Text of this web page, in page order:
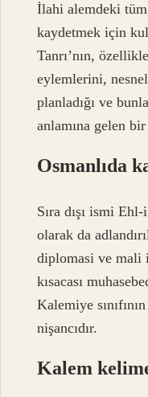
İlahi alemdeki
kaydetmek için
Tanrı’nın,
eylemlerini,
planladığı ve
anlamına gelen
Osmanlıda
Sıra dışı ismi
olarak da
diplomasi ve mali
kısacası
Kalemiye
nişancıdır.
Kalem